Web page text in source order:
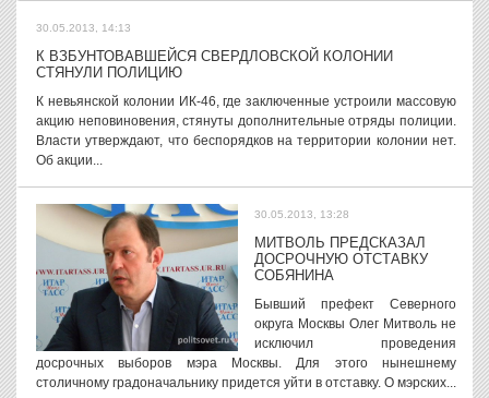
30.05.2013, 14:13
К ВЗБУНТОВАВШЕЙСЯ СВЕРДЛОВСКОЙ КОЛОНИИ
СТЯНУЛИ ПОЛИЦИЮ
К невьянской колонии ИК-46, где заключенные устроили массовую
акцию неповиновения, стянуты дополнительные отряды полиции.
Власти утверждают, что беспорядков на территории колонии нет.
Об акции...
30.05.2013, 13:28
МИТВОЛЬ ПРЕДСКАЗАЛ
ДОСРОЧНУЮ ОТСТАВКУ
СОБЯНИНА
Бывший префект Северного
округа Москвы Олег Митволь не
исключил проведения
досрочных выборов мэра Москвы. Для этого нынешнему
столичному градоначальнику придется уйти в отставку. О мэрских...